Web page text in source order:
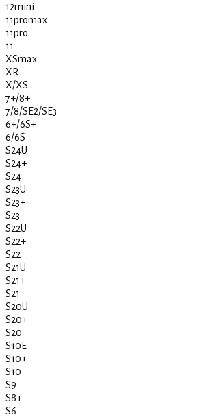
12mini
11promax
11pro
11
XSmax
XR
X/XS
7+/8+
7/8/SE2/SE3
6+/6S+
6/6S
S24U
S24+
S24
S23U
S23+
S23
S22U
S22+
S22
S21U
S21+
S21
S20U
S20+
S20
S10E
S10+
S10
S9
S8+
S6